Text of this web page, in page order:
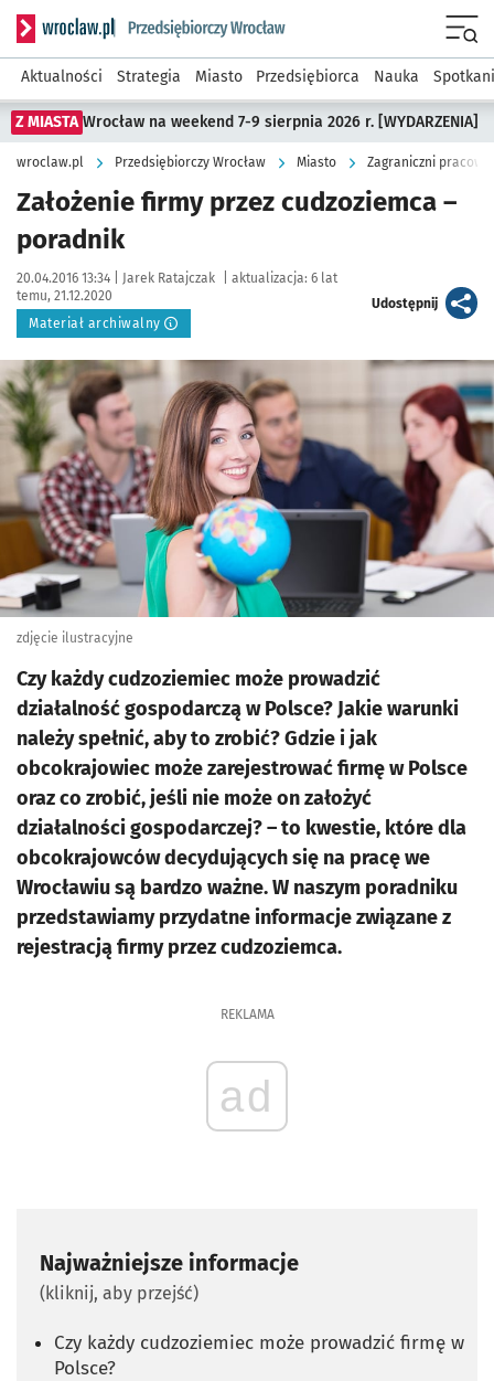
Serwis informacyjny wroclaw.pl podserwis: Strategia
Aktualności Strategia Miasto Przedsiębiorca Nauka
Z MIASTA Wrocław na weekend 7-9 sierpnia 2026 r. [WYDARZENIA]
wroclaw.pl Przedsiębiorczy Wrocław Miasto Zagraniczni
Założenie firmy przez cudzoziemca –
poradnik
Data publikacji:
20.04.2016 13:34 | Autor:
Jarek Ratajczak aktualizacja: 6 lat
temu, 21.12.2020
Materiał archiwalny
Udostępnijartykuł
Kliknij, aby powiększyć
zdjęcie ilustracyjne
Czy każdy cudzoziemiec może prowadzić
działalność gospodarczą w Polsce? Jakie warunki
należy spełnić, aby to zrobić? Gdzie i jak
obcokrajowiec może zarejestrować firmę w Polsce
oraz co zrobić, jeśli nie może on założyć
działalności gospodarczej? – to kwestie, które dla
obcokrajowców decydujących się na pracę we
Wrocławiu są bardzo ważne. W naszym poradniku
przedstawiamy przydatne informacje związane z
rejestracją firmy przez cudzoziemca.
REKLAMA
ad
Najważniejsze informacje
(kliknij, aby przejść)
Czy każdy cudzoziemiec może prowadzić firmę w
Polsce?